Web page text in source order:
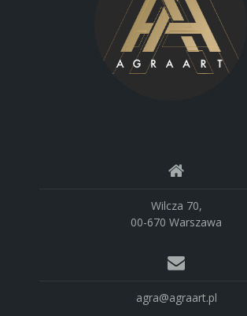
Wilcza 70,
00-670 Warszawa
agra@agraart.pl